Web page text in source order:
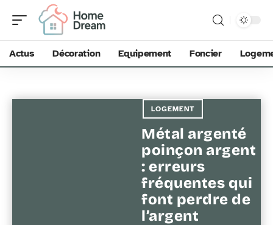
Actus Décoration Equipement Foncier
LOGEMENT
Métal argenté
poinçon argent
: erreurs
fréquentes qui
font perdre de
l’argent